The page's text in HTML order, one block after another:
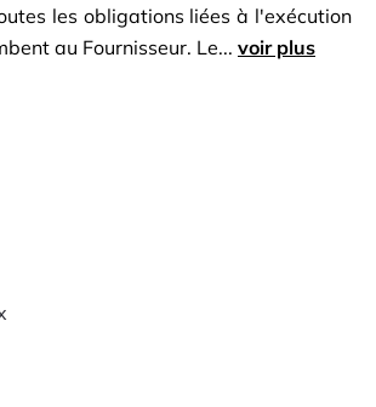
les obligations liées à l'exécution
au Fournisseur. Le... voir plus